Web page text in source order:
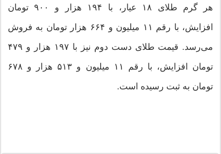
هر گرم طلای ۱۸ عیار، با ۱۹۴ هزار و ۹۰۰ تومان
افزایش، با رقم ۱۱ میلیون و ۶۶۴ هزار تومان به فروش
می‌رسد. قیمت طلای دست دوم نیز با ۱۹۷ هزار و ۴۷۹
تومان افزایش، با رقم ۱۱ میلیون و ۵۱۳ هزار و ۶۷۸
تومان به ثبت رسیده است.